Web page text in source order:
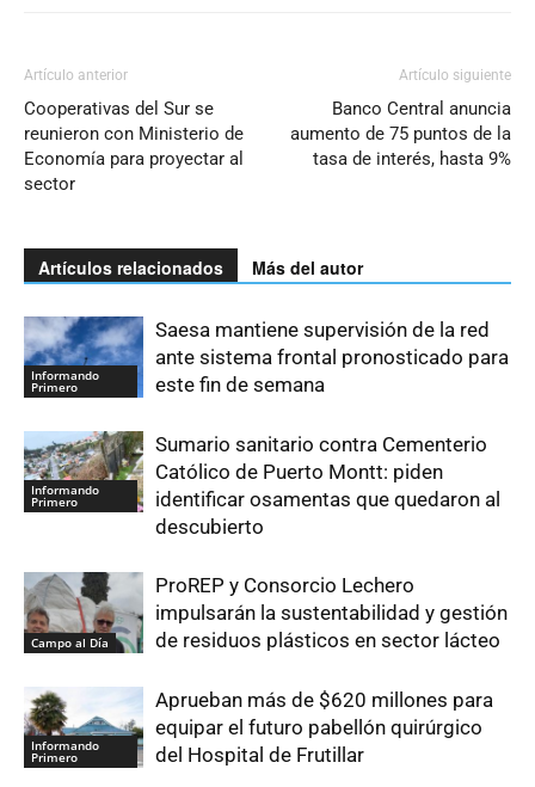
Artículo anterior
Cooperativas del Sur se
reunieron con Ministerio de
Economía para proyectar al
sector
Artículo siguiente
Banco Central anuncia
aumento de 75 puntos de la
tasa de interés, hasta 9%
Artículos relacionados Más del autor
Informando
Primero
Saesa mantiene supervisión de la red
ante sistema frontal pronosticado para
este fin de semana
Informando
Primero
Sumario sanitario contra Cementerio
Católico de Puerto Montt: piden
identificar osamentas que quedaron al
descubierto
Campo al Día
ProREP y Consorcio Lechero
impulsarán la sustentabilidad y gestión
de residuos plásticos en sector lácteo
Informando
Primero
Aprueban más de $620 millones para
equipar el futuro pabellón quirúrgico
del Hospital de Frutillar